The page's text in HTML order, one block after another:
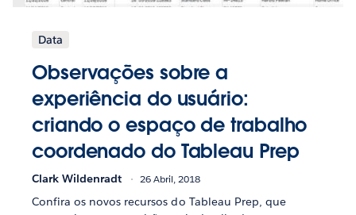
Data
Observações sobre a
experiência do usuário:
criando o espaço de trabalho
coordenado do Tableau Prep
Clark Wildenradt 26 Abril, 2018
Confira os novos recursos do Tableau Prep, que